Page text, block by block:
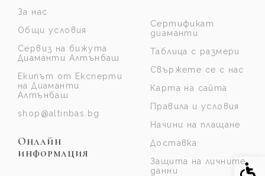
За нас
Общи условия
Сервиз на бижута
Диаманти Алтънбаш
Екипът от Експерти
на Диаманти
Алтънбаш
shop@altinbas.bg
Онлайн
информация
Сертификат
диаманти
Таблица с размери
Свържете се с нас
Карта на сайта
Правила и условия
Начини на плащане
Доставка
Защита на личните
данни